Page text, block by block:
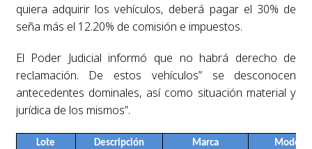
quiera adquirir los vehículos, deberá pagar el 30% de
seña más el 12.20% de comisión e impuestos.
El Poder Judicial informó que no habrá derecho de
reclamación. De estos vehículos” se desconocen
antecedentes dominales, así como situación material y
jurídica de los mismos”.
Lote Descripción Marca
Modelo